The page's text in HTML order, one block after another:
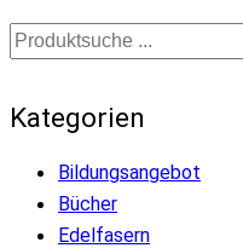
Kategorien
Bildungsangebot
Bücher
Edelfasern